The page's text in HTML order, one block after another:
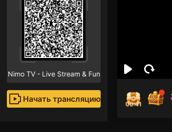
Nimo TV - Live Stream & Fun
Начать трансляцию
00:40